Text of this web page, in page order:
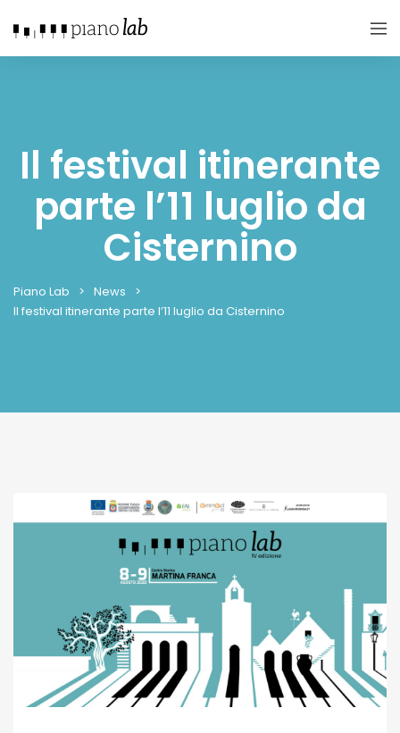
Il festival itinerante
parte l’11 luglio da
Cisternino
Piano Lab
News
Il festival itinerante parte l’11 luglio da Cisternino